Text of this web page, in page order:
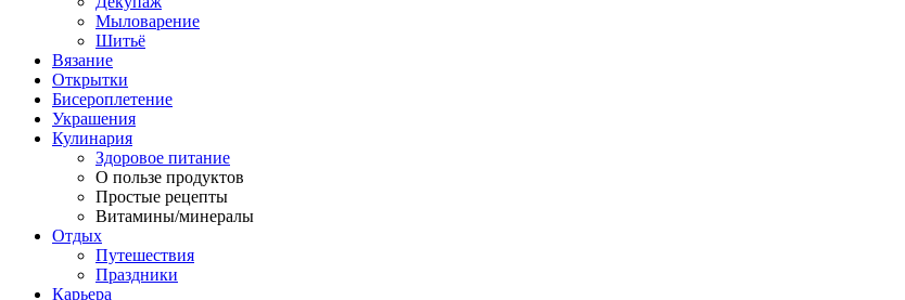
Мыловарение
Шитьё
Вязание
Открытки
Бисероплетение
Украшения
Кулинария
Здоровое питание
О пользе продуктов
Простые рецепты
Витамины/минералы
Отдых
Путешествия
Праздники
Карьера